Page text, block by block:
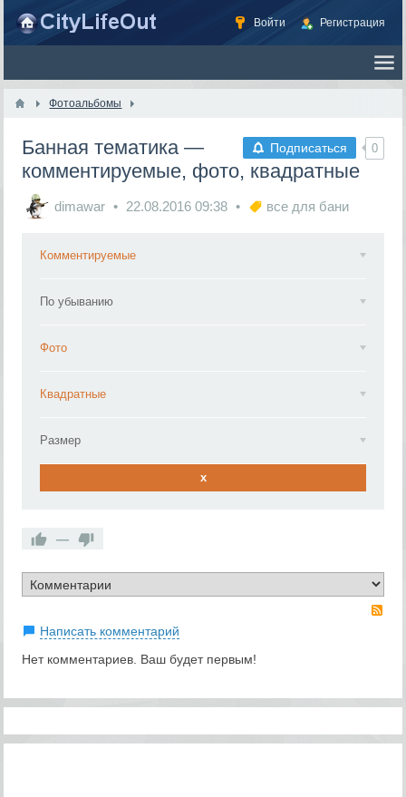
Войти Регистрация
Фотоальбомы
Подписаться 0
Банная тематика —
комментируемые, фото, квадратные
dimawar 22.08.2016 09:38 все для бани
Комментируемые
По убыванию
Фото
Квадратные
Размер
x
—
Написать комментарий
Нет комментариев. Ваш будет первым!